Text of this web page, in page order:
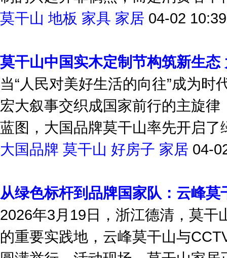
制的兴起并非偶然，而是消费者不
莫干山
地板 家具 家居
莫干山中国实木定制节构筑新生态
当“人民对美好生活的向往”成为时
宏大叙事交织成国家前行的主旋律
蓝图，大国品牌莫干山率先开启了
大国品牌 莫干山 好房子 家居
从绿色标杆到品牌国家队：云峰莫
2026年3月19日，浙江德清，莫干
的重要实践地，云峰莫干山与